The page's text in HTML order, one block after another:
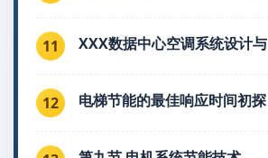
11 XXX数据中心空调系统设计与
12 电梯节能的最佳响应时间初探